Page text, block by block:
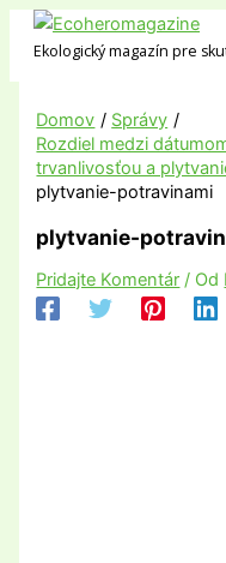
Preskočiť
obsah
Ekologický magazín pre
Domov
Správy
Rozdiel medzi
trvanlivosťou a
plytvanie-potravinami
plytvanie-
Pridajte Komentár / Od